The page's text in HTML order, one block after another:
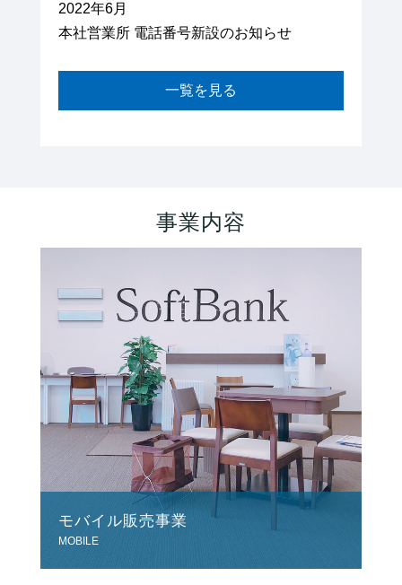
2022年6月
本社営業所 電話番号新設のお知らせ
一覧を見る
事業内容
モバイル販売事業
MOBILE